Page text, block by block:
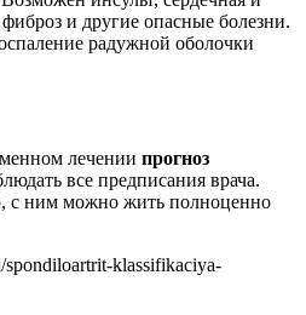
и другие опасные болезни.
радужной оболочки
лечении прогноз
все предписания врача.
с ним можно жить полноценно
spondiloartrit-klassifikaciya-